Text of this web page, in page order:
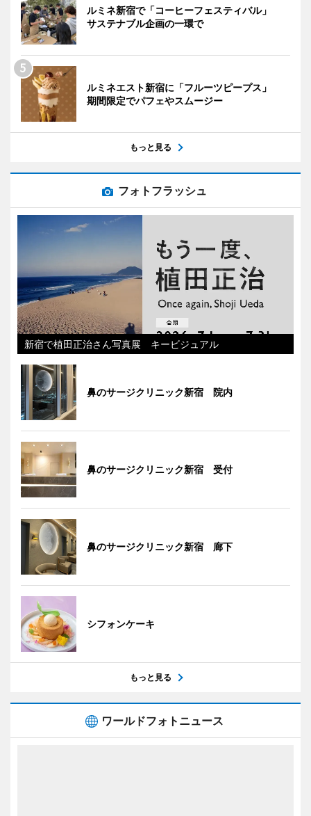
ルミネ新宿で「コーヒーフェスティバル」
サステナブル企画の一環で
ルミネエスト新宿に「フルーツピープス」
期間限定でパフェやスムージー
もっと見る
フォトフラッシュ
新宿で植田正治さん写真展 キービジュアル
鼻のサージクリニック新宿 院内
鼻のサージクリニック新宿 受付
鼻のサージクリニック新宿 廊下
シフォンケーキ
もっと見る
ワールドフォトニュース